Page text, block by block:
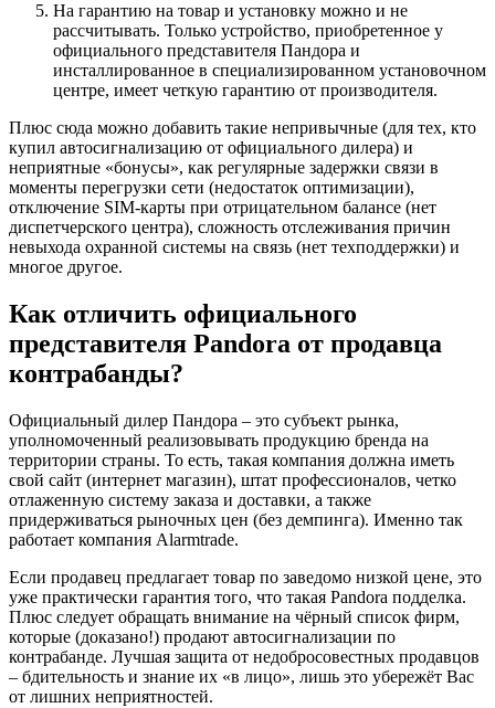
На гарантию на товар и установку можно и не
рассчитывать. Только устройство, приобретенное у
официального представителя Пандора и
инсталлированное в специализированном установочном
центре, имеет четкую гарантию от производителя.
Плюс сюда можно добавить такие непривычные (для тех, кто
купил автосигнализацию от официального дилера) и
неприятные «бонусы», как регулярные задержки связи в
моменты перегрузки сети (недостаток оптимизации),
отключение SIM-карты при отрицательном балансе (нет
диспетчерского центра), сложность отслеживания причин
невыхода охранной системы на связь (нет техподдержки) и
многое другое.
Как отличить официального
представителя Pandora от продавца
контрабанды?
Официальный дилер Пандора – это субъект рынка,
уполномоченный реализовывать продукцию бренда на
территории страны. То есть, такая компания должна иметь
свой сайт (интернет магазин), штат профессионалов, четко
отлаженную систему заказа и доставки, а также
придерживаться рыночных цен (без демпинга). Именно так
работает компания Alarmtrade.
Если продавец предлагает товар по заведомо низкой цене, это
уже практически гарантия того, что такая Pandora подделка.
Плюс следует обращать внимание на чёрный список фирм,
которые (доказано!) продают автосигнализации по
контрабанде. Лучшая защита от недобросовестных продавцов
– бдительность и знание их «в лицо», лишь это убережёт Вас
от лишних неприятностей.